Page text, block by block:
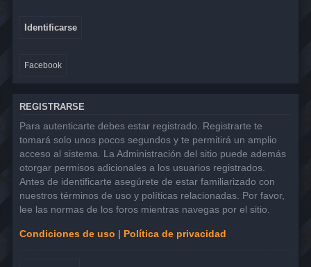
Facebook
REGISTRARSE
Para autenticarte debes estar registrado. Registrarte te
tomará solo unos pocos segundos y te permitirá un amplio
acceso al sistema. La Administración del sitio puede además
otorgar permisos adicionales a los usuarios registrados.
Antes de identificarte asegúrete de estar familiarizado con
nuestros términos de uso y políticas relacionadas. Por favor,
lee las normas de los foros mientras navegas por el sitio.
Condiciones de uso | Política de privacidad